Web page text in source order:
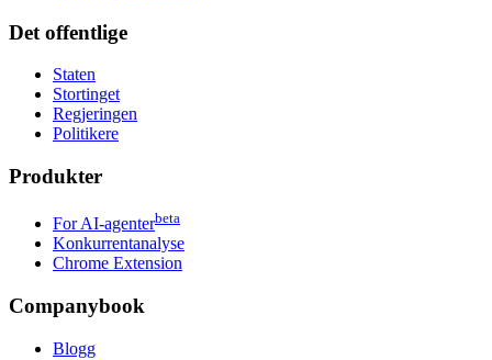
Det offentlige
Staten
Stortinget
Regjeringen
Politikere
Produkter
For AI-agenterbeta
Konkurrentanalyse
Chrome Extension
Companybook
Blogg